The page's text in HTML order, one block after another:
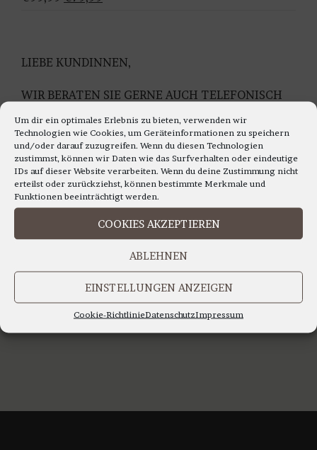
Um dir ein optimales Erlebnis zu bieten, verwenden wir
Technologien wie Cookies, um Geräteinformationen zu speichern
und/oder darauf zuzugreifen. Wenn du diesen Technologien
zustimmst, können wir Daten wie das Surfverhalten oder eindeutige
IDs auf dieser Website verarbeiten. Wenn du deine Zustimmung nicht
erteilst oder zurückziehst, können bestimmte Merkmale und
Funktionen beeinträchtigt werden.
COOKIES AKZEPTIEREN
ABLEHNEN
EINSTELLUNGEN ANZEIGEN
Cookie-RichtlinieDatenschutzImpressum
LIEBE KUNDINNEN,
WIR BERATEN SIE GERNE AUCH TELEFONISCH
Montag bis Freitag 11.00 bis 18.00 Uhr
Samstag 10.30 bis 14.00 Uhr
UNTER TEL: 0228-92679000
WIR FREUEN UNS AUF IHREN TELEFON ANRUF